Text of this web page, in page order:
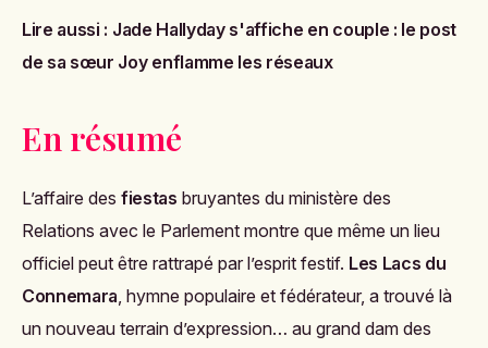
Lire aussi : Jade Hallyday s'affiche en couple : le post
de sa sœur Joy enflamme les réseaux
En résumé
L’affaire des fiestas bruyantes du ministère des
Relations avec le Parlement montre que même un lieu
officiel peut être rattrapé par l’esprit festif. Les Lacs du
Connemara , hymne populaire et fédérateur, a trouvé là
un nouveau terrain d’expression… au grand dam des